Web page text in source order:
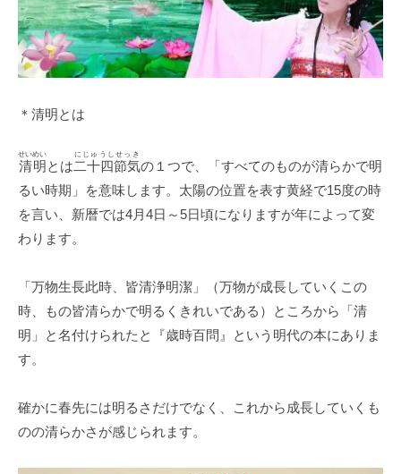
＊清明とは
清明
せいめい
とは二十四節気
にじゅうしせっき
の１つで、「すべてのものが清らかで明
るい時期」を意味します。太陽の位置を表す黄経で15度の時
を言い、新暦では4月4日～5日頃になりますが年によって変
わります。
「万物生長此時、皆清浄明潔」（万物が成長していくこの
時、もの皆清らかで明るくきれいである）ところから「清
明」と名付けられたと『歳時百問』という明代の本にありま
す。
確かに春先には明るさだけでなく、これから成長していくも
のの清らかさが感じられます。